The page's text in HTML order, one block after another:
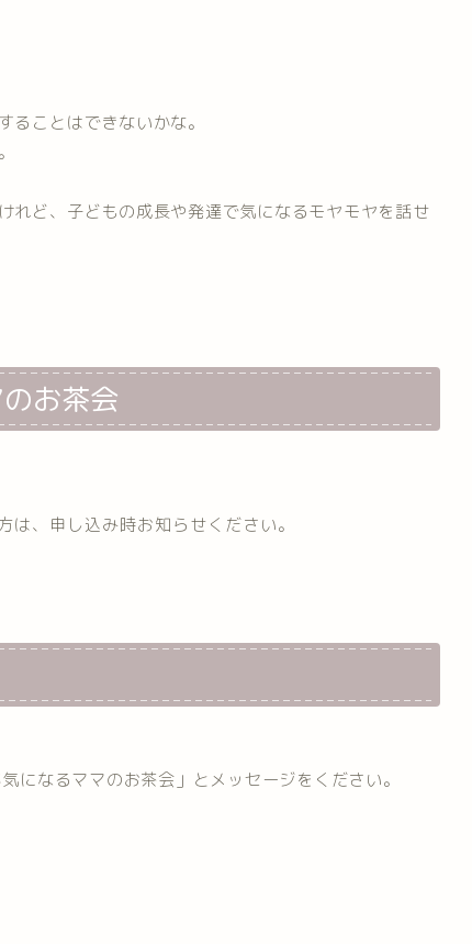
ることはできないかな。
れど、子どもの成長や発達で気になるモヤモヤを話せ
お茶会
、申し込み時お知らせください。
になるママのお茶会」とメッセージをください。